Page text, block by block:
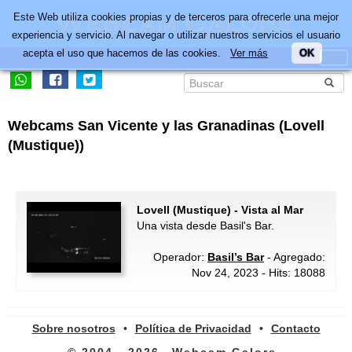
Webcams San Vicente y las Granadinas (Lovell
(Mustique))
Lovell (Mustique) - Vista al Mar
Una vista desde Basil's Bar.
Operador: Basil’s Bar- Agregado:
Nov 24, 2023 - Hits: 18088
Sobre nosotros • Política de Privacidad •
Contacto
Este Web utiliza cookies propias y de terceros para ofrecerle una mejor
experiencia y servicio. Al navegar o utilizar nuestros servicios el usuario
acepta el uso que hacemos de las cookies. Ver más OK